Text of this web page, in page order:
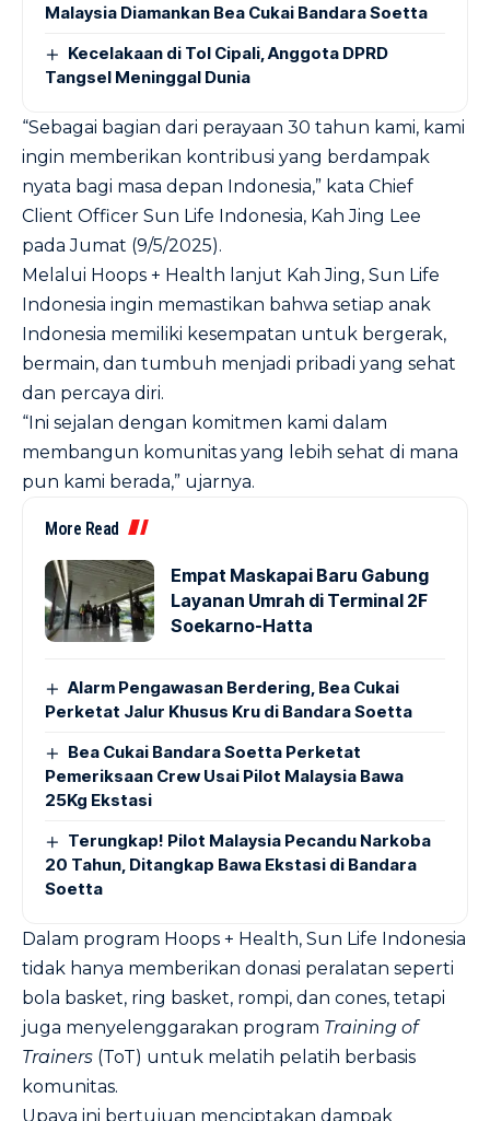
Malaysia Diamankan Bea Cukai Bandara Soetta
Kecelakaan di Tol Cipali, Anggota DPRD
Tangsel Meninggal Dunia
“Sebagai bagian dari perayaan 30 tahun kami, kami
ingin memberikan kontribusi yang berdampak
nyata bagi masa depan Indonesia,” kata Chief
Client Officer Sun Life Indonesia, Kah Jing Lee
pada Jumat (9/5/2025).
Melalui Hoops + Health lanjut Kah Jing, Sun Life
Indonesia ingin memastikan bahwa setiap anak
Indonesia memiliki kesempatan untuk bergerak,
bermain, dan tumbuh menjadi pribadi yang sehat
dan percaya diri.
“Ini sejalan dengan komitmen kami dalam
membangun komunitas yang lebih sehat di mana
pun kami berada,” ujarnya.
More Read
Empat Maskapai Baru Gabung
Layanan Umrah di Terminal 2F
Soekarno-Hatta
Alarm Pengawasan Berdering, Bea Cukai
Perketat Jalur Khusus Kru di Bandara Soetta
Bea Cukai Bandara Soetta Perketat
Pemeriksaan Crew Usai Pilot Malaysia Bawa
25Kg Ekstasi
Terungkap! Pilot Malaysia Pecandu Narkoba
20 Tahun, Ditangkap Bawa Ekstasi di Bandara
Soetta
Dalam program Hoops + Health, Sun Life Indonesia
tidak hanya memberikan donasi peralatan seperti
bola basket, ring basket, rompi, dan cones, tetapi
juga menyelenggarakan program Training of
Trainers (ToT) untuk melatih pelatih berbasis
komunitas.
Upaya ini bertujuan menciptakan dampak